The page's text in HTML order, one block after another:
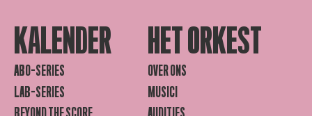
KALENDER
ABO-SERIES
LAB-SERIES
HET ORKEST
OVER ONS
MUSICI